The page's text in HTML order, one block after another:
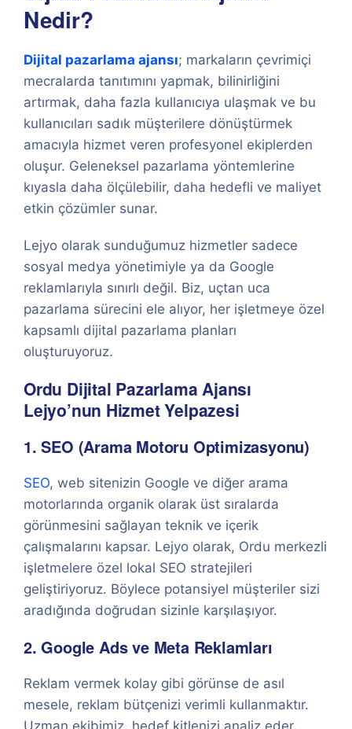
Nedir?
Dijital pazarlama ajansı; markaların çevrimiçi
mecralarda tanıtımını yapmak, bilinirliğini
artırmak, daha fazla kullanıcıya ulaşmak ve bu
kullanıcıları sadık müşterilere dönüştürmek
amacıyla hizmet veren profesyonel ekiplerden
oluşur. Geleneksel pazarlama yöntemlerine
kıyasla daha ölçülebilir, daha hedefli ve maliyet
etkin çözümler sunar.
Lejyo olarak sunduğumuz hizmetler sadece
sosyal medya yönetimiyle ya da Google
reklamlarıyla sınırlı değil. Biz, uçtan uca
pazarlama sürecini ele alıyor, her işletmeye özel
kapsamlı dijital pazarlama planları
oluşturuyoruz.
Ordu Dijital Pazarlama Ajansı
Lejyo’nun Hizmet Yelpazesi
1. SEO (Arama Motoru Optimizasyonu)
SEO, web sitenizin Google ve diğer arama
motorlarında organik olarak üst sıralarda
görünmesini sağlayan teknik ve içerik
çalışmalarını kapsar. Lejyo olarak, Ordu merkezli
işletmelere özel lokal SEO stratejileri
geliştiriyoruz. Böylece potansiyel müşteriler sizi
aradığında doğrudan sizinle karşılaşıyor.
2. Google Ads ve Meta Reklamları
Reklam vermek kolay gibi görünse de asıl
mesele, reklam bütçenizi verimli kullanmaktır.